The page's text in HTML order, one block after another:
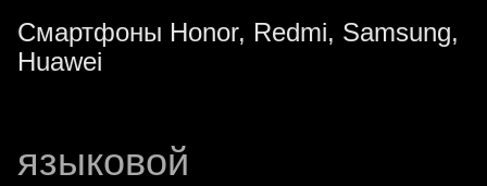
Смартфоны Honor, Redmi, Samsung,
Huawei
языковой